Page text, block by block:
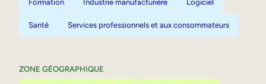
Formation Industrie manufacturière Logiciel
Santé Services professionnels et aux consommateurs
ZONE GÉOGRAPHIQUE